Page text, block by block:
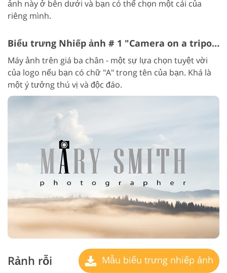
ảnh này ở bên dưới và bạn có thể chọn một cái của
riêng mình.
Biểu trưng Nhiếp ảnh # 1 "Camera on a tripod"
Máy ảnh trên giá ba chân - một sự lựa chọn tuyệt vời
của logo nếu bạn có chữ "A" trong tên của bạn. Khá là
một ý tưởng thú vị và độc đáo.
Rảnh rỗi Mẫu biểu trưng nhiếp ảnh